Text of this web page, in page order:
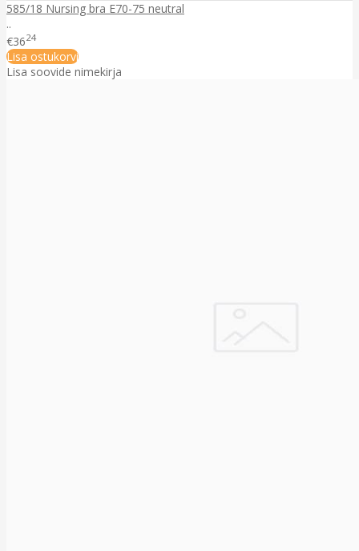
585/18 Nursing bra E70-75 neutral
..
€3624
Lisa ostukorvi
Lisa soovide nimekirja